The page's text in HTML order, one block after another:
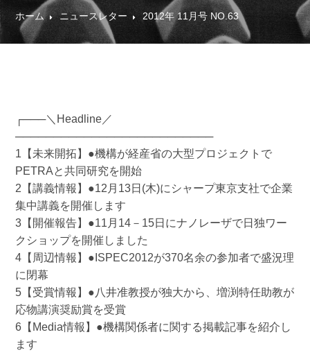
ホーム ニュースレター 2012年 11月号 NO.63
┌───＼Headline／
──────────────────────────
1【未来開拓】●機構が経産省の大型プロジェクトで
PETRAと共同研究を開始
2【講義情報】●12月13日(木)にシャープ東京支社で企業
集中講義を開催します
3【開催報告】●11月14－15日にナノレーザで日独ワー
クショップを開催しました
4【周辺情報】●ISPEC2012が370名余の参加者で盛況理
に閉幕
5【受賞情報】●八井准教授が独大から、増渕特任助教が
応物講演奨励賞を受賞
6【Media情報】●機構関係者に関する掲載記事を紹介し
ます